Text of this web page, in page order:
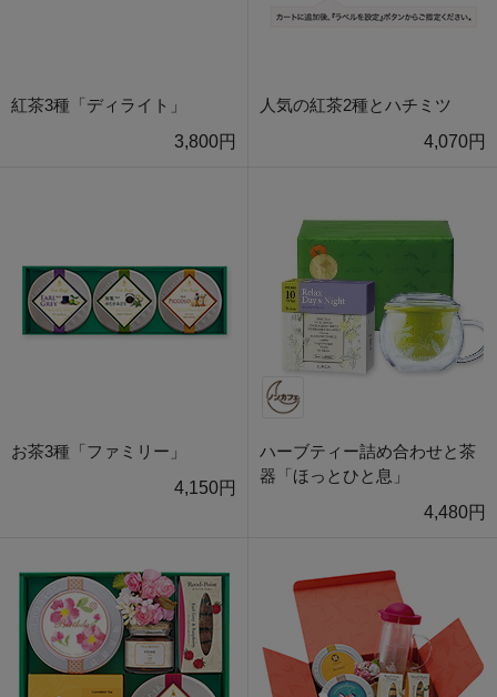
紅茶3種「ディライト」
3,800円
人気の紅茶2種とハチミツ
4,070円
お茶3種「ファミリー」
4,150円
ハーブティー詰め合わせと茶
器「ほっとひと息」
4,480円